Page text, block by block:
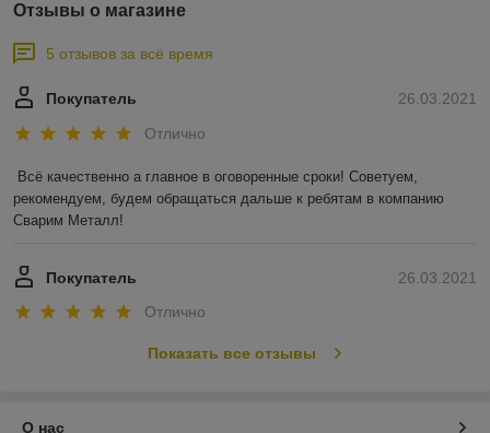
Отзывы о магазине
5 отзывов за всё время
26.03.2021
Покупатель
Отлично
Всё качественно а главное в оговоренные сроки! Советуем,
рекомендуем, будем обращаться дальше к ребятам в компанию
Сварим Металл!
26.03.2021
Покупатель
Отлично
Показать все отзывы
О нас